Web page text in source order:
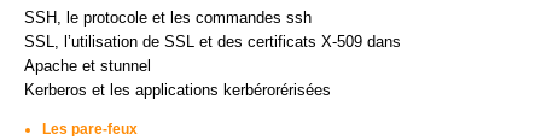
SSH, le protocole et les commandes ssh
SSL, l’utilisation de SSL et des certificats X-509 dans
Apache et stunnel
Kerberos et les applications kerbérorérisées
Les pare-feux